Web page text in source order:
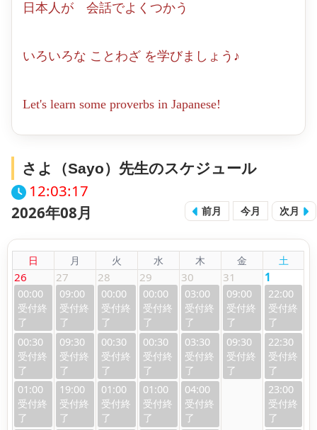
日本人が 会話でよくつかう
いろいろな ことわざ を学びましょう♪
Let's learn some proverbs in Japanese!
さよ（Sayo）先生のスケジュール
12:03:18
2026年08月
前月 今月 次月
日 月 火 水 木 金 土
26
00:00
00:30
01:00
27
09:00
09:30
19:00
28
00:00
00:30
01:00
29
00:00
00:30
01:00
30
03:00
03:30
04:00
31
09:00
09:30
1
22:00
22:30
23:00